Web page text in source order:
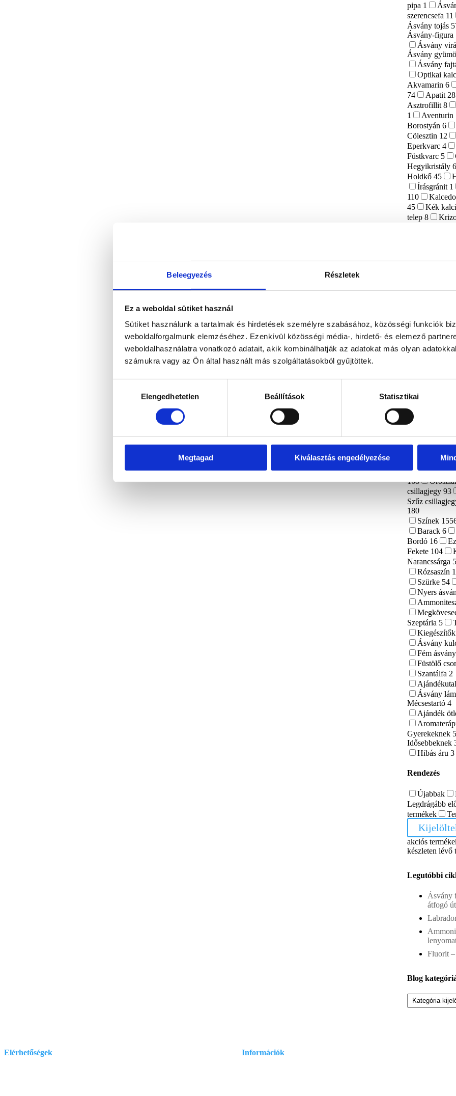
Beleegyezés Részletek
Ez a weboldal sütiket használ
Sütiket használunk a tartalmak és hirdetések személyre szabásához, közösségi funkciók
weboldalforgalmunk elemzéséhez. Ezenkívül közösségi média-, hirdető- és elemező
weboldalhasználatra vonatkozó adatait, akik kombinálhatják az adatokat más olyan
számukra vagy az Ön által használt más szolgáltatásokból gyűjtöttek.
kiválasztásaElengedhetetlen Beállítások Statisztikai
Megtagad Kiválasztás engedélyezése
pipa 1
szerencsefa 11
Ásvány tojás
Ásvány-figura
Ásvány
Ásvány
Ásvány
Optikai
Akvamarin6
74
Apatit 28
Asztrofillit8
1
Aventurin
Borostyán6
Cölesztin 12
Eperkvarc4
Füstkvarc 5
Hegyikristály
Holdkő45
Írásgránit 1
110
45
Kék
telep8
Rodokrozit4
Szeptária
16
Szodalit 9
Turmalin8
Vanadinit2
Anyák
144
csillagjegy88
Mérleg
168
csillagjegy93
Szűz
180
Színek
Barack6
Bordó 16
Fekete 104
Narancssárga
Rózsaszín
Szürke 54
Nyers
Szeptária 5
Ásvány
Fém
Füstölő
Szantálfa 2
Ásvány
Mécsestartó4
Ajándék
Gyerekeknek
Idősebbeknek
Hibás áru3
Rendezés
Újabbak
Legdrágább
termékek
akciós
készleten lévő
Legutóbbi
Ásvány
átfogó
Fluorit –
Blog
Blog
kategóriák
Elérhetőségek Információk